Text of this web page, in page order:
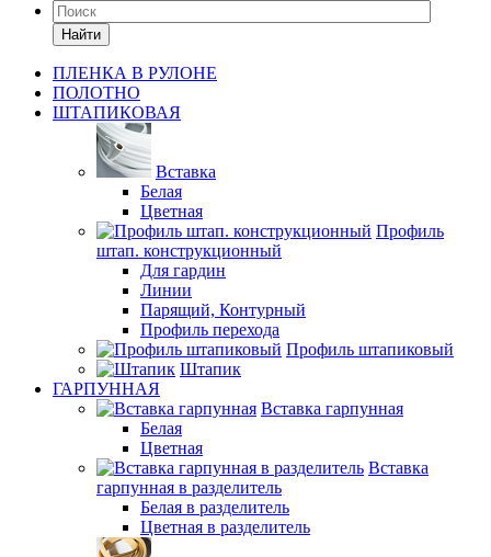
Найти
ПЛЕНКА В РУЛОНЕ
ПОЛОТНО
ШТАПИКОВАЯ
Вставка
Белая
Цветная
Профиль
штап. конструкционный
Для гардин
Линии
Парящий, Контурный
Профиль перехода
Профиль штапиковый
Штапик
ГАРПУННАЯ
Вставка гарпунная
Белая
Цветная
Вставка
гарпунная в разделитель
Белая в разделитель
Цветная в разделитель